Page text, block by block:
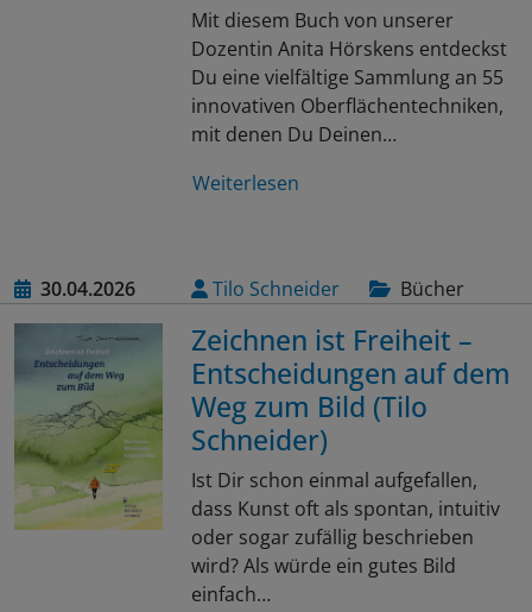
Mit diesem Buch von unserer
Dozentin Anita Hörskens entdeckst
Du eine vielfältige Sammlung an 55
innovativen Oberflächentechniken,
mit denen Du Deinen…
Weiterlesen
30.04.2026 Tilo Schneider Bücher
Zeichnen ist Freiheit –
Entscheidungen auf dem
Weg zum Bild (Tilo
Schneider)
Ist Dir schon einmal aufgefallen,
dass Kunst oft als spontan, intuitiv
oder sogar zufällig beschrieben
wird? Als würde ein gutes Bild
einfach…